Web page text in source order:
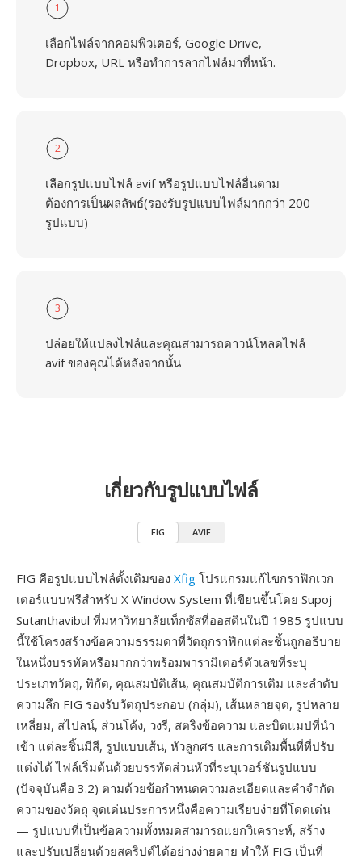
1
เลือกไฟล์จากคอมพิวเตอร์, Google Drive,
Dropbox, URL หรือทำการลากไฟล์มาที่หน้า.
2
เลือกรูปแบบไฟล์ avif หรือรูปแบบไฟล์อื่นตาม
ต้องการเป็นผลลัพธ์(รองรับรูปแบบไฟล์มากกว่า 200
รูปแบบ)
3
ปล่อยให้แปลงไฟล์และคุณสามารถดาวน์โหลดไฟล์
avif ของคุณได้หลังจากนั้น
เกี่ยวกับรูปแบบไฟล์
FIG AVIF
FIG คือรูปแบบไฟล์ดั้งเดิมของ Xfig โปรแกรมแก้ไขกราฟิกเวก
เตอร์แบบฟรีสำหรับ X Window System ที่เขียนขึ้นโดย Supoj
Sutanthavibul ที่มหาวิทยาลัยเท็กซัสที่ออสตินในปี 1985 รูปแบบ
นี้ใช้โครงสร้างข้อความธรรมดาที่วัตถุกราฟิกแต่ละชิ้นถูกอธิบาย
ในหนึ่งบรรทัดหรือมากกว่าพร้อมพารามิเตอร์ตัวเลขที่ระบุ
ประเภทวัตถุ, พิกัด, คุณสมบัติเส้น, คุณสมบัติการเติม และลำดับ
ความลึก FIG รองรับวัตถุประกอบ (กลุ่ม), เส้นหลายจุด, รูปหลาย
เหลี่ยม, สไปลน์, ส่วนโค้ง, วงรี, สตริงข้อความ และบิตแมปที่นำ
เข้า แต่ละชิ้นมีสี, รูปแบบเส้น, หัวลูกศร และการเติมพื้นที่ที่ปรับ
แต่งได้ ไฟล์เริ่มต้นด้วยบรรทัดส่วนหัวที่ระบุเวอร์ชันรูปแบบ
(ปัจจุบันคือ 3.2) ตามด้วยข้อกำหนดความละเอียดและคำจำกัด
ความของวัตถุ จุดเด่นประการหนึ่งคือความเรียบง่ายที่โดดเด่น
— รูปแบบที่เป็นข้อความทั้งหมดสามารถแยกวิเคราะห์, สร้าง
และปรับเปลี่ยนด้วยสคริปต์ได้อย่างง่ายดาย ทำให้ FIG เป็นที่